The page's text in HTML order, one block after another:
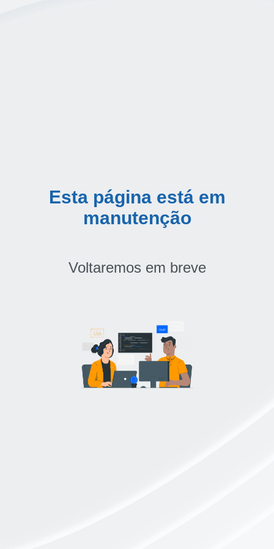
Esta página está em
manutenção
Voltaremos em breve